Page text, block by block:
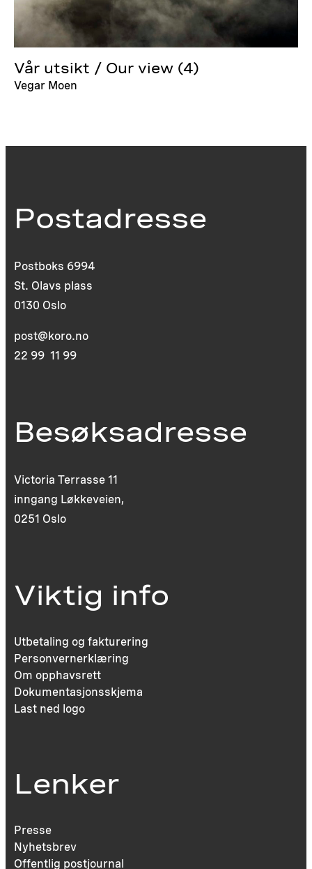
Vår utsikt / Our view (4)
Vegar Moen
Postadresse
Postboks 6994
St. Olavs plass
0130 Oslo
post@koro.no
22 99 11 99
Besøksadresse
Victoria Terrasse 11
inngang Løkkeveien,
0251 Oslo
Viktig info
Utbetaling og fakturering
Personvernerklæring
Om opphavsrett
Dokumentasjonsskjema
Last ned logo
Lenker
Presse
Nyhetsbrev
Offentlig postjournal